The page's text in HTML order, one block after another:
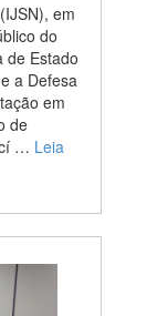
em
do
de Estado
a Defesa
em
de
… Leia